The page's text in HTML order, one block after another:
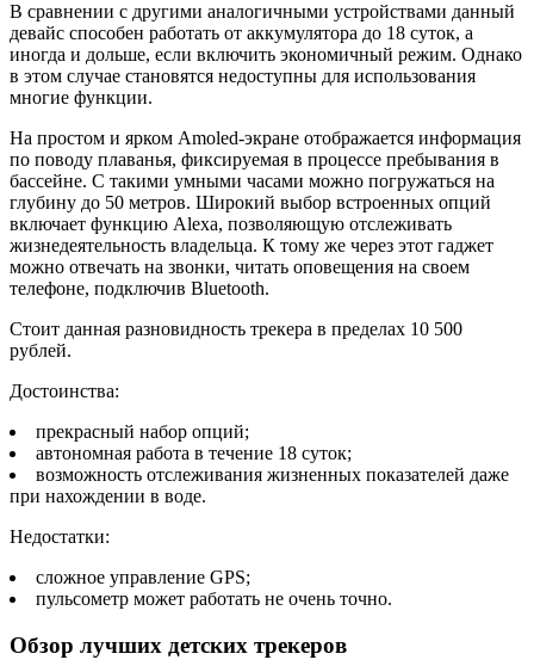
В сравнении с другими аналогичными устройствами данный
девайс способен работать от аккумулятора до 18 суток, а
иногда и дольше, если включить экономичный режим. Однако
в этом случае становятся недоступны для использования
многие функции.
На простом и ярком Amoled-экране отображается информация
по поводу плаванья, фиксируемая в процессе пребывания в
бассейне. С такими умными часами можно погружаться на
глубину до 50 метров. Широкий выбор встроенных опций
включает функцию Alexa, позволяющую отслеживать
жизнедеятельность владельца. К тому же через этот гаджет
можно отвечать на звонки, читать оповещения на своем
телефоне, подключив Bluetooth.
Стоит данная разновидность трекера в пределах 10 500
рублей.
Достоинства:
прекрасный набор опций;
автономная работа в течение 18 суток;
возможность отслеживания жизненных показателей даже
при нахождении в воде.
Недостатки:
сложное управление GPS;
пульсометр может работать не очень точно.
Обзор лучших детских трекеров